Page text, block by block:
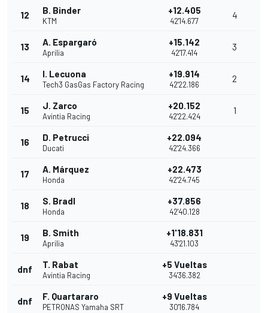
12 B. Binder
KTM
+12.405
42'14.677
4
13 A. Espargaró
Aprilia
+15.142
42'17.414
3
14 I. Lecuona
Tech3 GasGas Factory Racing
+19.914
42'22.186
2
15 J. Zarco
Avintia Racing
+20.152
42'22.424
1
16 D. Petrucci
Ducati
+22.094
42'24.366
17 A. Márquez
Honda
+22.473
42'24.745
18 S. Bradl
Honda
+37.856
42'40.128
19 B. Smith
Aprilia
+1'18.831
43'21.103
dnf T. Rabat
Avintia Racing
+5 Vueltas
34'36.382
dnf F. Quartararo
PETRONAS Yamaha SRT
+9 Vueltas
30'16.784